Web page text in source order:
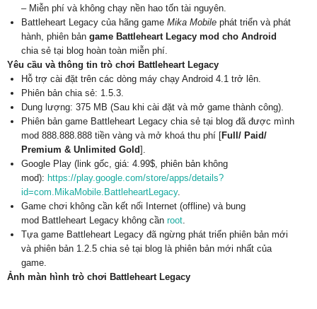
– Miễn phí và không chạy nền hao tốn tài nguyên.
Battleheart Legacy của hãng game Mika Mobile phát triển và phát
hành, phiên bản game Battleheart Legacy mod cho Android
chia sẻ tại blog hoàn toàn miễn phí.
Yêu cầu và thông tin trò chơi Battleheart Legacy
Hỗ trợ cài đặt trên các dòng máy chạy Android 4.1 trở lên.
Phiên bản chia sẻ: 1.5.3.
Dung lượng: 375 MB (Sau khi cài đặt và mở game thành công).
Phiên bản game Battleheart Legacy chia sẻ tại blog đã được mình
mod 888.888.888 tiền vàng và mở khoá thu phí [Full/ Paid/
Premium & Unlimited Gold].
Google Play (link gốc, giá: 4.99$, phiên bản không
mod): https://play.google.com/store/apps/details?
id=com.MikaMobile.BattleheartLegacy.
Game chơi không cần kết nối Internet (offline) và bung
mod Battleheart Legacy không cần root.
Tựa game Battleheart Legacy đã ngừng phát triển phiên bản mới
và phiên bản 1.2.5 chia sẻ tại blog là phiên bản mới nhất của
game.
Ảnh màn hình trò chơi Battleheart Legacy